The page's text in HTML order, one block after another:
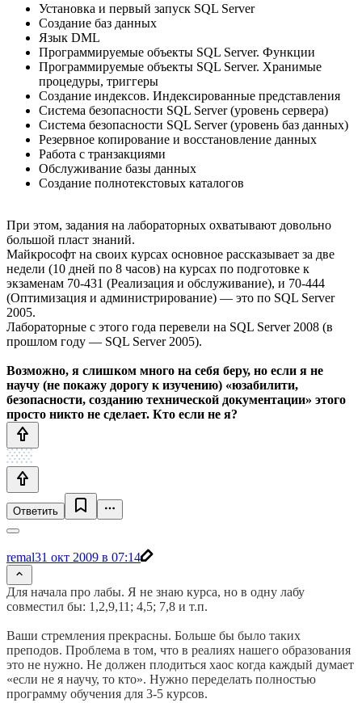
Установка и первый запуск SQL Server
Создание баз данных
Язык DML
Программируемые объекты SQL Server. Функции
Программируемые объекты SQL Server. Хранимые
процедуры, триггеры
Создание индексов. Индексированные представления
Система безопасности SQL Server (уровень сервера)
Система безопасности SQL Server (уровень баз данных)
Резервное копирование и восстановление данных
Работа с транзакциями
Обслуживание базы данных
Создание полнотекстовых каталогов
При этом, задания на лабораторных охватывают довольно
большой пласт знаний.
Майкрософт на своих курсах основное рассказывает за две
недели (10 дней по 8 часов) на курсах по подготовке к
экзаменам 70-431 (Реализация и обслуживание), и 70-444
(Оптимизация и администрирование) — это по SQL Server
2005.
Лабораторные с этого года перевели на SQL Server 2008 (в
прошлом году — SQL Server 2005).
Возможно, я слишком много на себя беру, но если я не
научу (не покажу дорогу к изучению) «юзабилити,
безопасности, созданию технической документации» этого
просто никто не сделает. Кто если не я?
Ответить
remal31 окт 2009 в 07:14
Для начала про лабы. Я не знаю курса, но в одну лабу
совместил бы: 1,2,9,11; 4,5; 7,8 и т.п.
Ваши стремления прекрасны. Больше бы было таких
преподов. Проблема в том, что в реалиях нашего образования
это не нужно. Не должен плодиться хаос когда каждый думает
«если не я научу, то кто». Нужно переделать полностью
программу обучения для 3-5 курсов.